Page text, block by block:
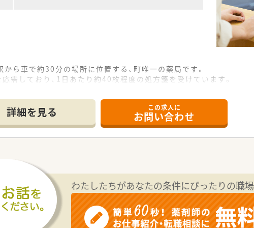
ら車で約30分の場所に位置する、町唯一の薬局です。
需しており、1日あたり約40枚程度の処方箋を受けています。
は昨年度実績で122日と、プライベートを確保しやすいです。
ており、メリハリをつけて働くことができます。
と低く、長く安定して働ける環境です。
ら最大で700万円台までの高年収査定が可能です。
当が支給され、経済的な安定も確保できます。
居にかかる費用や住宅に関する補助も充実しています。
直接頼りにされ、感謝される大きなやりがいがあります。
詳細を見る この求人に
お問い合わせ
わたしたちがあなたの条件にぴったりの職